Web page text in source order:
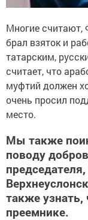
Многие считают,
брал взяток и
татарским,
считает, что
муфтий должен
очень просил
место.
Мы также
поводу
также
преемнике.